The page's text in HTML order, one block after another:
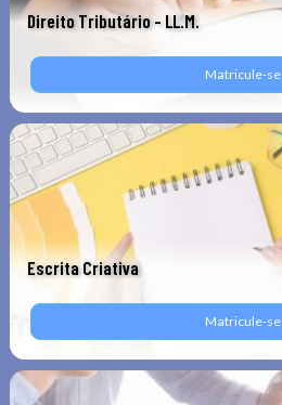
Direito Tributário - LL.M.
Matricule-se
Escrita Criativa
Matricule-se